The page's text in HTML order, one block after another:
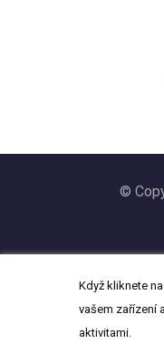
©
Když kliknete
vašem zařízení
aktivitami.